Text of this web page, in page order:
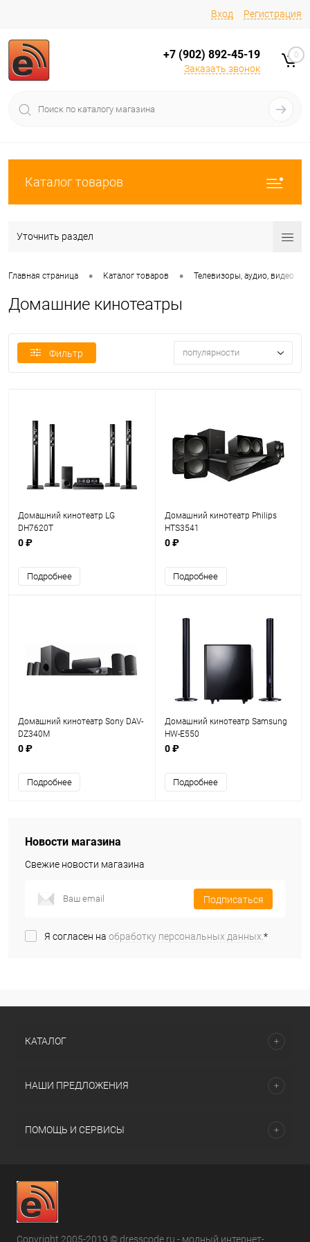
Вход Регистрация
+7 (902) 892-45-19
Заказать звонок
0
Каталог товаров
Уточнить раздел
Главная страница • Каталог товаров • Телевизоры, аудио, видео
Домашние кинотеатры
Фильтр популярности
Домашний кинотеатр LG
DH7620T
0 ₽
Подробнее
Домашний кинотеатр Philips
HTS3541
0 ₽
Подробнее
Домашний кинотеатр Sony DAV-
DZ340M
0 ₽
Подробнее
Домашний кинотеатр Samsung
HW-E550
0 ₽
Подробнее
Новости магазина
Свежие новости магазина
Подписаться
Я согласен на обработку персональных данных.*
КАТАЛОГ
НАШИ ПРЕДЛОЖЕНИЯ
ПОМОЩЬ И СЕРВИСЫ
Copyright 2005-2019 © dresscode.ru - модный интернет-